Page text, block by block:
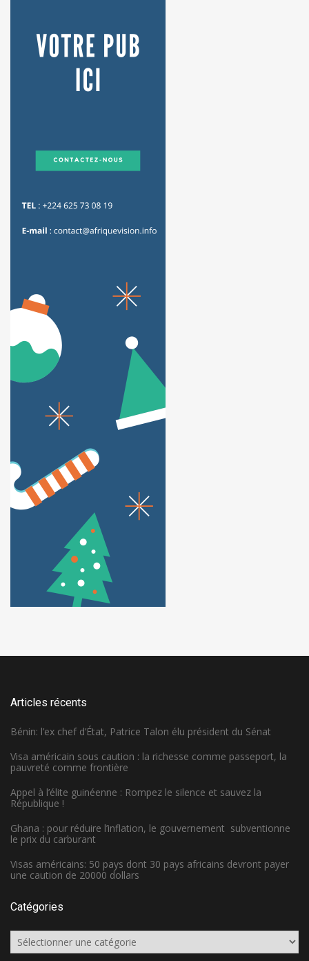
Articles récents
Bénin: l’ex chef d’État, Patrice Talon élu président du Sénat
Visa américain sous caution : la richesse comme passeport, la
pauvreté comme frontière
Appel à l’élite guinéenne : Rompez le silence et sauvez la
République !
Ghana : pour réduire l’inflation, le gouvernement subventionne
le prix du carburant
Visas américains: 50 pays dont 30 pays africains devront payer
une caution de 20000 dollars
Catégories
Catégories